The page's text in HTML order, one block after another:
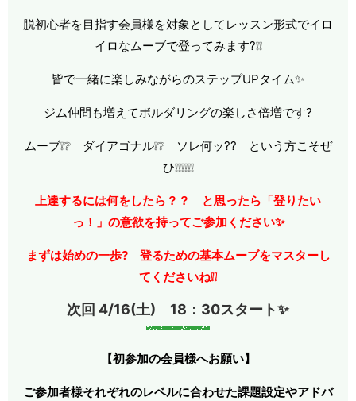
脱初心者を目指す会員様を対象としてレッスン形式でイロ
イロなムーブで登ってみます?❕❕
皆で一緒に楽しみながらのステップUPタイム✨
ジム仲間も増えてボルダリングの楽しさ倍増です?
ムーブ❕❔ ダイアゴナル❕❔ ソレ何ッ?? という方こそぜ
ひ❕❕❕❕❕❕
上達するには何をしたら？？ と思ったら「登りたい
っ！」の意欲を持ってご参加ください✨
まずは始めの一歩? 登るための基本ムーブをマスターし
てくださいね❕❕
次回 4/16(土) 18：30スタート✨
【初参加の会員様へお願い】
ご参加者様それぞれのレベルに合わせた課題設定やアドバ